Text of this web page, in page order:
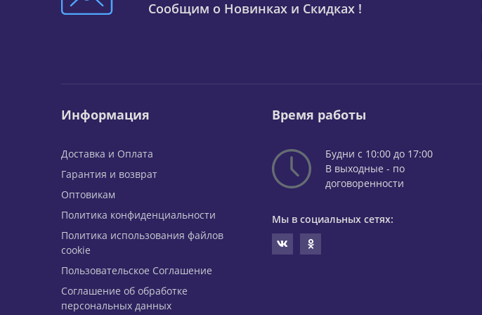
Сообщим о Новинках и Скидках !
Информация
Доставка и Оплата
Гарантия и возврат
Оптовикам
Политика конфиденциальности
Политика использования файлов
cookie
Пользовательское Соглашение
Соглашение об обработке
персональных данных
Время работы
Будни с 10:00 до 17:00
В выходные - по
договоренности
Мы в социальных сетях: